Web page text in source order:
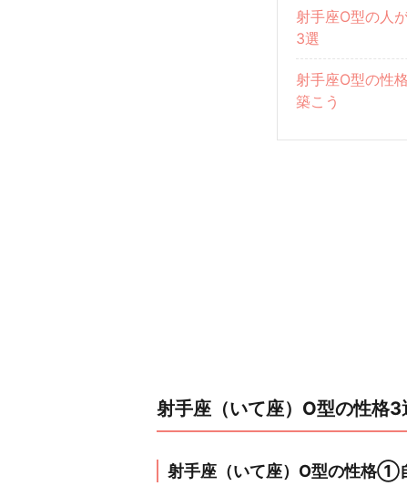
射手座O型の人
3選
射手座O型の性
築こう
射手座（いて座）O型の性格3
射手座（いて座）O型の性格①